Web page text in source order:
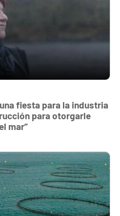
fiesta para la industria
para otorgarle
mar”